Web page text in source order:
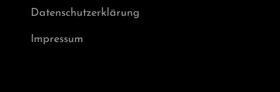
Datenschutzerklärung
Impressum